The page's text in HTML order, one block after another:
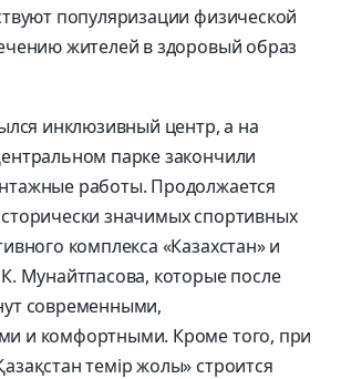
популяризации физической
жителей в здоровый образ
инклюзивный центр, а на
парке закончили
работы. Продолжается
значимых спортивных
комплекса «Казахстан» и
Мунайтпасова, которые после
современными,
и комфортными. Кроме того, при
темір жолы» строится